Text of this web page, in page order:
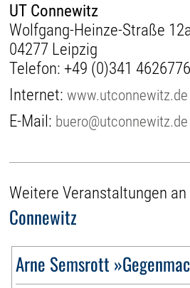
UT Connewitz
Wolfgang-Heinze-Straße
04277 Leipzig
Telefon: +49 (0)341 4626776
Internet:www.utconnewitz.de
E-Mail: buero@utconnewitz.de
Weitere Veranstaltungen
Connewitz
Arne Semsrott